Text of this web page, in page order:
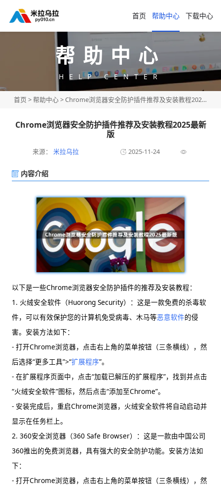
首页 帮助中心 下载中心
帮助中心
HELP CENTER
首页 >帮助中心> Chrome浏览器安全防护插件推荐及安装教程2025最新版
Chrome浏览器安全防护插件推荐及安装教程2025最新
版
来源： 米拉乌拉 2025-11-24
内容介绍
以下是一些Chrome浏览器安全防护插件的推荐及安装教程：
1. 火绒安全软件（Huorong Security）：这是一款免费的杀毒软
件，可以有效保护您的计算机免受病毒、木马等恶意软件的侵
害。安装方法如下：
- 打开Chrome浏览器，点击右上角的菜单按钮（三条横线），然
后选择“更多工具”>“扩展程序”。
- 在扩展程序页面中，点击“加载已解压的扩展程序”，找到并点击
“火绒安全软件”图标，然后点击“添加至Chrome”。
- 安装完成后，重启Chrome浏览器，火绒安全软件将自动启动并
显示在任务栏上。
2. 360安全浏览器（360 Safe Browser）：这是一款由中国公司
360推出的免费浏览器，具有强大的安全防护功能。安装方法如
下：
- 打开Chrome浏览器，点击右上角的菜单按钮（三条横线），然